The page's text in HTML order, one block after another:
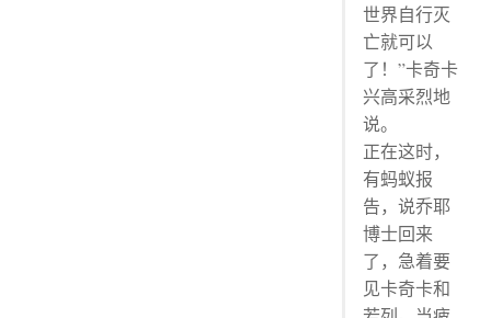
世界自行灭
亡就可以
了！”卡奇卡
兴高采烈地
说。
正在这时，
有蚂蚁报
告，说乔耶
博士回来
了，急着要
见卡奇卡和